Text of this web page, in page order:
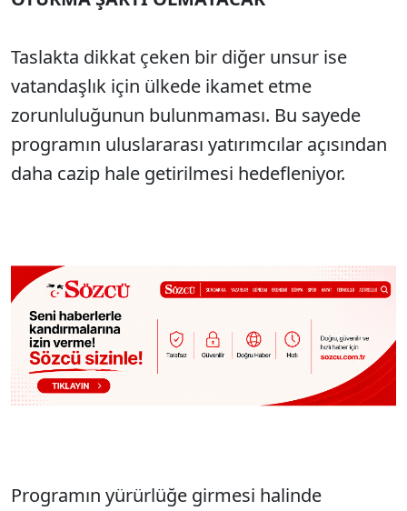
Taslakta dikkat çeken bir diğer unsur ise
vatandaşlık için ülkede ikamet etme
zorunluluğunun bulunmaması. Bu sayede
programın uluslararası yatırımcılar açısından
daha cazip hale getirilmesi hedefleniyor.
Programın yürürlüğe girmesi halinde